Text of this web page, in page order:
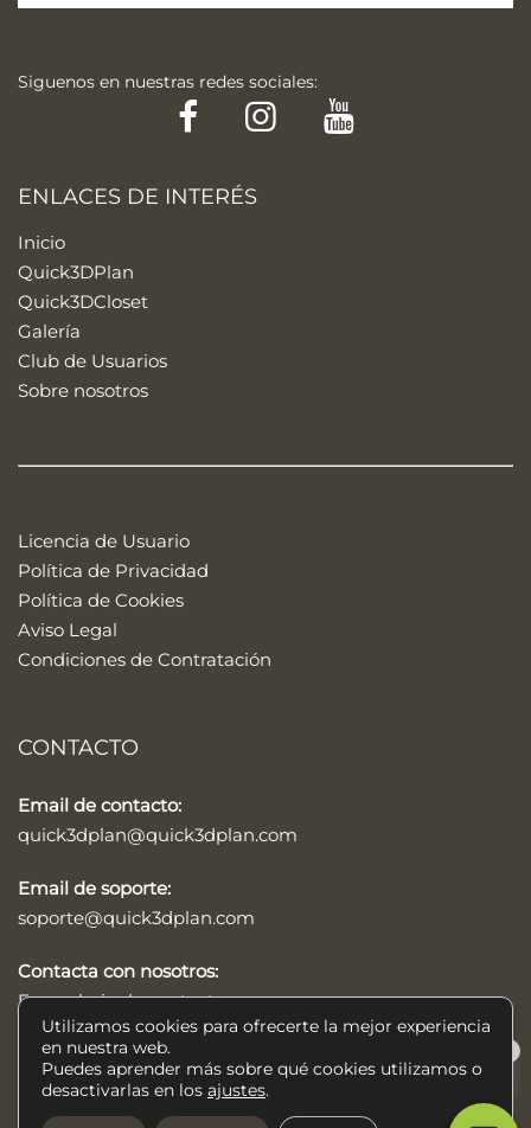
Siguenos en nuestras redes sociales:
FacebookInstagram
ENLACES DE INTERÉS
Inicio
Quick3DPlan
Quick3DCloset
Galería
Club de Usuarios
Sobre nosotros
Licencia de Usuario
Política de Privacidad
Política de Cookies
Aviso Legal
Condiciones de Contratación
CONTACTO
Email de contacto:
quick3dplan@quick3dplan.com
Email de soporte:
soporte@quick3dplan.com
Contacta con nosotros:
Formulario de contacto
© 2026 Quick3DPlan®, programa de diseño de cocinas, baños y
Utilizamos cookies para ofrecerte la mejor experiencia
en nuestra web.
Puedes aprender más sobre qué cookies utilizamos o
desactivarlas en los ajustes.
Help/Ayuda